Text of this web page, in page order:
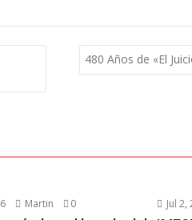
480 Años de «El
Martin 0 Jul 2,